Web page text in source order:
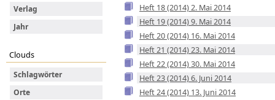
Verlag
Jahr
Clouds
Schlagwörter
Orte
Heft 18 (2014) 2. Mai 2014
Heft 19 (2014) 9. Mai 2014
Heft 20 (2014) 16. Mai 2014
Heft 21 (2014) 23. Mai 2014
Heft 22 (2014) 30. Mai 2014
Heft 23 (2014) 6. Juni 2014
Heft 24 (2014) 13. Juni 2014